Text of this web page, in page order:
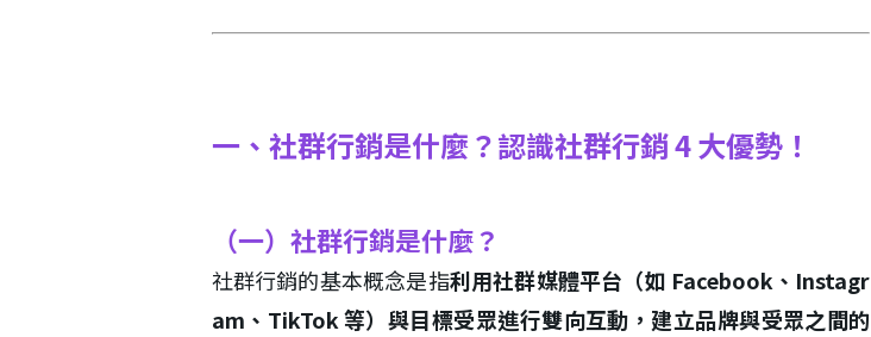
一、社群行銷是什麼？認識社群行銷 4 大優勢！
（一）社群行銷是什麼？
社群行銷的基本概念是指利用社群媒體平台（如 Facebook、Instagr
am、TikTok 等）與目標受眾進行雙向互動，建立品牌與受眾之間的